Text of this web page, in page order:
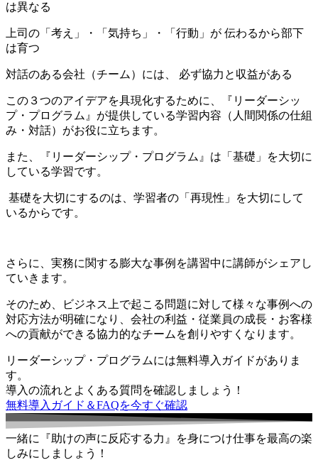
は異なる
上司の「考え」・「気持ち」・「行動」が 伝わるから部下
は育つ
対話のある会社（チーム）には、 必ず協力と収益がある
この３つのアイデアを具現化するために、『リーダーシッ
プ・プログラム』が提供している学習内容（人間関係の仕組
み・対話）がお役に立ちます。
また、『リーダーシップ・プログラム』は「基礎」を大切に
している学習です。
基礎を大切にするのは、学習者の「再現性」を大切にして
いるからです。
さらに、実務に関する膨大な事例を講習中に講師がシェアし
ていきます。
そのため、ビジネス上で起こる問題に対して様々な事例への
対応方法が明確になり、会社の利益・従業員の成長・お客様
への貢献ができる協力的なチームを創りやすくなります。
リーダーシップ・プログラムには無料導入ガイドがありま
す。
導入の流れとよくある質問を確認しましょう！
無料導入ガイド＆FAQを今すぐ確認
一緒に『助けの声に反応する力』を身につけ仕事を最高の楽
しみにしましょう！